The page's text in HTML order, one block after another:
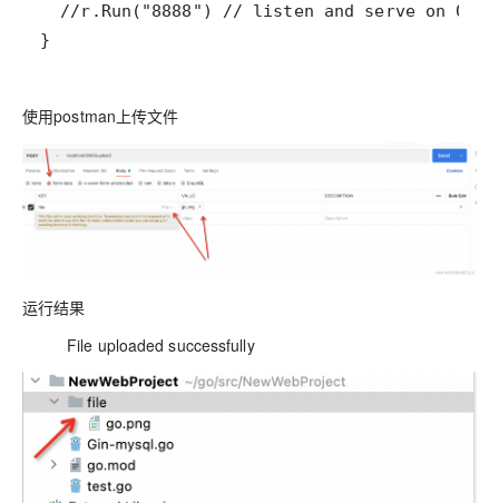
使用postman上传文件
运行结果
File uploaded successfully